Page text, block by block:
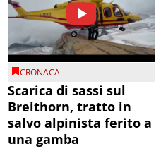
CRONACA
Scarica di sassi sul
Breithorn, tratto in
salvo alpinista ferito a
una gamba